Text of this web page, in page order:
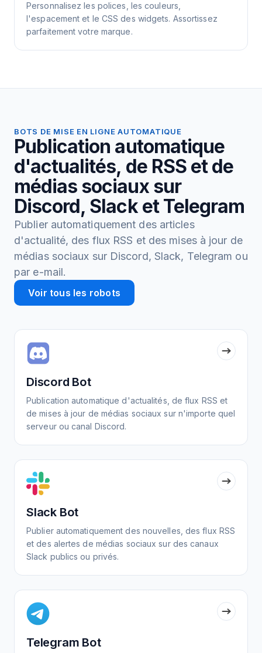
Personnalisez les polices, les couleurs,
l'espacement et le CSS des widgets. Assortissez
parfaitement votre marque.
BOTS DE MISE EN LIGNE AUTOMATIQUE
Publication automatique
d'actualités, de RSS et de
médias sociaux sur
Discord, Slack et Telegram
Publier automatiquement des articles
d'actualité, des flux RSS et des mises à jour de
médias sociaux sur Discord, Slack, Telegram ou
par e-mail.
Voir tous les robots
Discord Bot
Publication automatique d'actualités, de flux RSS et
de mises à jour de médias sociaux sur n'importe quel
serveur ou canal Discord.
Slack Bot
Publier automatiquement des nouvelles, des flux RSS
et des alertes de médias sociaux sur des canaux
Slack publics ou privés.
Telegram Bot